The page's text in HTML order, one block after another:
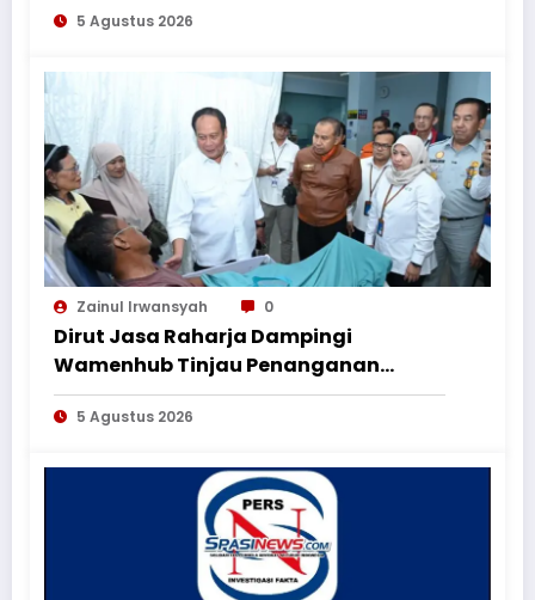
HUT ke-1
5 Agustus 2026
Zainul Irwansyah 0
Dirut Jasa Raharja Dampingi
Wamenhub Tinjau Penanganan
Korban KM Mutiara Sentosa II di RS
PHC Surabaya
5 Agustus 2026